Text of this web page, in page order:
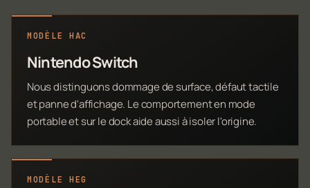
MODÈLE HAC
Nintendo Switch
Nous distinguons dommage de surface, défaut tactile
et panne d'affichage. Le comportement en mode
portable et sur le dock aide aussi à isoler l'origine.
MODÈLE HEG